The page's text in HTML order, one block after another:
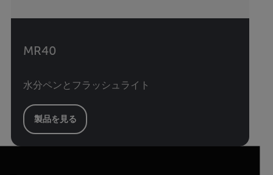
MR40
水分ペンとフラッシュライト
製品を見る